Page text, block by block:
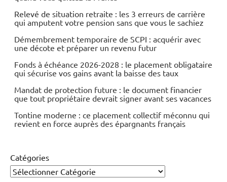
Relevé de situation retraite : les 3 erreurs de carrière
qui amputent votre pension sans que vous le sachiez
Démembrement temporaire de SCPI : acquérir avec
une décote et préparer un revenu futur
Fonds à échéance 2026-2028 : le placement obligataire
qui sécurise vos gains avant la baisse des taux
Mandat de protection future : le document financier
que tout propriétaire devrait signer avant ses vacances
Tontine moderne : ce placement collectif méconnu qui
revient en force auprès des épargnants français
Catégories